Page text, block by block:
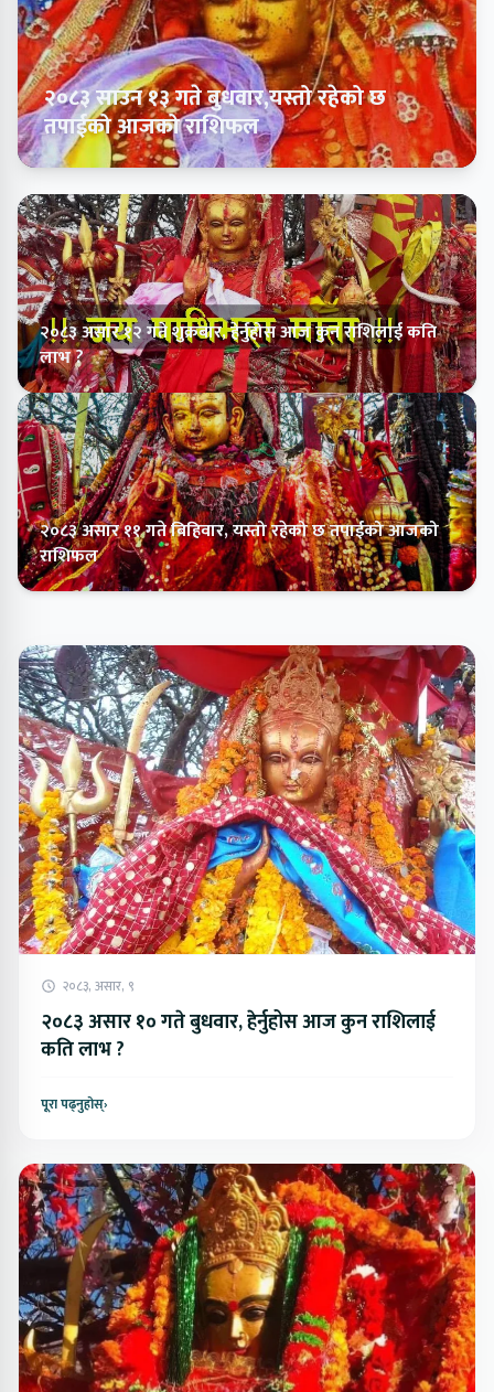
२०८३ साउन १३ गते बुधवार,यस्तो रहेको छ
तपाईको आजको राशिफल
२०८३ असार १२ गते शुक्रबार, हेर्नुहोस आज कुन राशिलाई कति
लाभ ?
२०८३ असार ११ गते बिहिवार, यस्तो रहेको छ तपाईको आजको
राशिफल
२०८३, असार, ९
२०८३ असार १० गते बुधवार, हेर्नुहोस आज कुन राशिलाई
कति लाभ ?
पूरा पढ्नुहोस्›